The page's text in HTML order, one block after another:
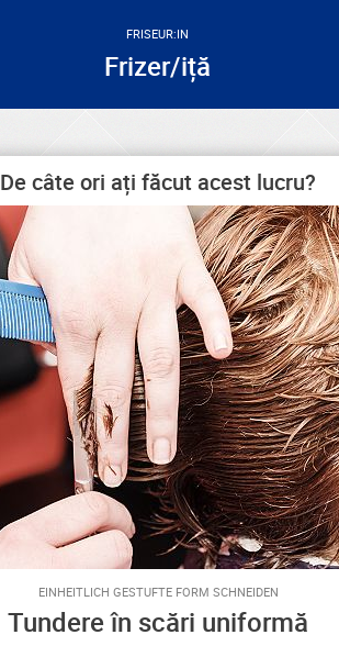
FRISEUR:IN
Frizer/iță
De câte ori ați făcut acest lucru?
EINHEITLICH GESTUFTE FORM SCHNEIDEN
Tundere în scări uniformă